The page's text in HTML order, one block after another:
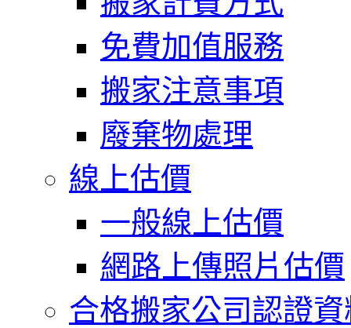
免費加值服務
搬家注意事項
廢棄物處理
線上估價
一般線上估價
網路上傳照片估價
合格搬家公司認證資